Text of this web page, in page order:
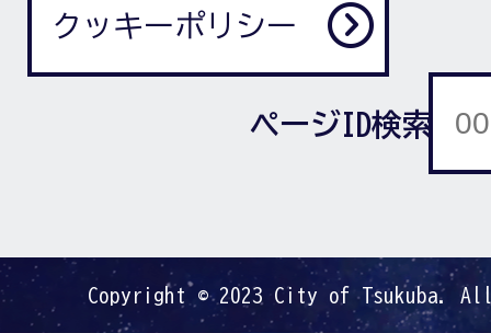
クッキーポリシー
ページID検索
Copyright © 2023 City of Tsukuba.